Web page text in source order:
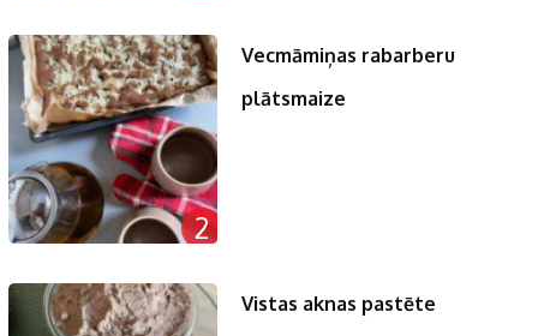
2
Vecmāmiņas rabarberu
plātsmaize
Vistas aknas pastēte